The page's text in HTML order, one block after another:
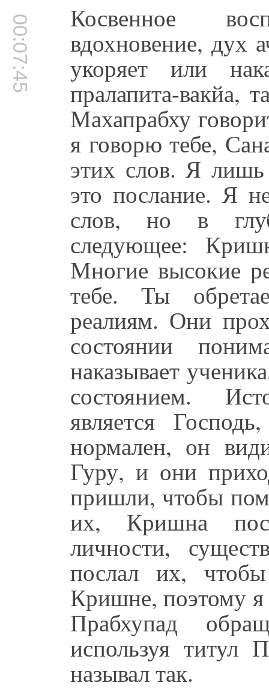
00:07:45 Косвенное
вдохновение, дух
укоряет или
пралапита-вакйа,
Махапрабху
я говорю тебе,
этих слов. Я
это послание. Я
слов, но в
следующее:
Многие высокие
тебе. Ты
реалиям. Они
состоянии
наказывает
состоянием.
является
нормален, он
Гуру, и они
пришли, чтобы
их, Кришна
личности,
послал их,
Кришне, поэтому
Прабхупад
используя титул
называл так.